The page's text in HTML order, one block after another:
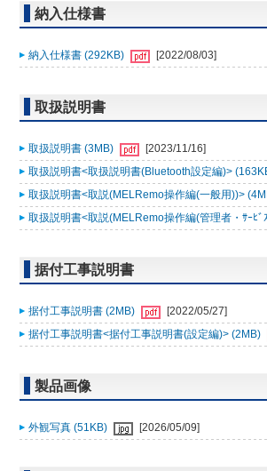
納入仕様書
納入仕様書 (292KB) [2022/08/03]
取扱説明書
取扱説明書 (3MB)
[2023/11/16]
取扱説明書<取扱説明書(Bluetooth設定編)>
取扱説明書<取説(MELRemo操作編(一般用))>
取扱説明書<取説(MELRemo操作編(管理者・ｻｰﾋ
据付工事説明書
据付工事説明書 (2MB)
[2022/05/27]
据付工事説明書<据付工事説明書(設定編)> (2MB)
製品画像
外観写真 (51KB) [2026/05/09]